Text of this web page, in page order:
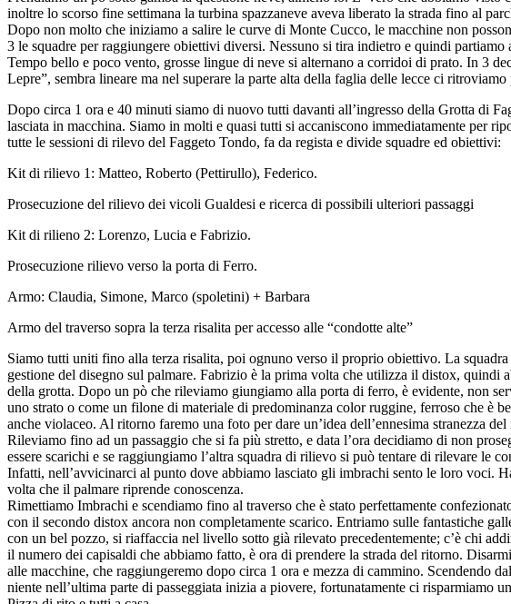
inoltre lo scorso fine settimana la turbina spazzaneve aveva liberato la strada fino al
Dopo non molto che iniziamo a salire le curve di Monte Cucco, le macchine non
3 le squadre per raggiungere obiettivi diversi. Nessuno si tira indietro e quindi
Tempo bello e poco vento, grosse lingue di neve si alternano a corridoi di prato. In 3
Lepre”, sembra lineare ma nel superare la parte alta della faglia delle lecce ci
Dopo circa 1 ora e 40 minuti siamo di nuovo tutti davanti all’ingresso della Grotta di
lasciata in macchina. Siamo in molti e quasi tutti si accaniscono immediatamente per
tutte le sessioni di rilevo del Faggeto Tondo, fa da regista e divide squadre ed obiettivi:
Kit di rilievo 1: Matteo, Roberto (Pettirullo), Federico.
Prosecuzione del rilievo dei vicoli Gualdesi e ricerca di possibili ulteriori passaggi
Kit di rilieno 2: Lorenzo, Lucia e Fabrizio.
Prosecuzione rilievo verso la porta di Ferro.
Armo: Claudia, Simone, Marco (spoletini) + Barbara
Armo del traverso sopra la terza risalita per accesso alle “condotte alte”
Siamo tutti uniti fino alla terza risalita, poi ognuno verso il proprio obiettivo. La
gestione del disegno sul palmare. Fabrizio è la prima volta che utilizza il distox, quindi
della grotta. Dopo un pò che rileviamo giungiamo alla porta di ferro, è evidente, non
uno strato o come un filone di materiale di predominanza color ruggine, ferroso che è
anche violaceo. Al ritorno faremo una foto per dare un’idea dell’ennesima stranezza
Rileviamo fino ad un passaggio che si fa più stretto, e data l’ora decidiamo di non
essere scarichi e se raggiungiamo l’altra squadra di rilievo si può tentare di rilevare le
Infatti, nell’avvicinarci al punto dove abbiamo lasciato gli imbrachi sento le loro voci.
volta che il palmare riprende conoscenza.
Rimettiamo Imbrachi e scendiamo fino al traverso che è stato perfettamente
con il secondo distox ancora non completamente scarico. Entriamo sulle fantastiche
con un bel pozzo, si riaffaccia nel livello sotto già rilevato precedentemente; c’è chi
il numero dei capisaldi che abbiamo fatto, è ora di prendere la strada del ritorno.
alle macchine, che raggiungeremo dopo circa 1 ora e mezza di cammino. Scendendo
niente nell’ultima parte di passeggiata inizia a piovere, fortunatamente ci risparmiamo